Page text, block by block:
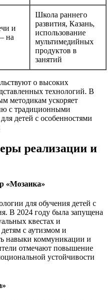
и
на
Школа раннего
развития, Казань,
использование
мультимедийных
продуктов в
занятий
о высоких
технологий. В
методикам ускоряет
с традиционными
детей с особенностями
реализации и
«Мозаика»
для обучения детей с
В 2024 году была запущена
квестах и
с аутизмом и
навыки коммуникации и
отмечают повышение
устойчивости